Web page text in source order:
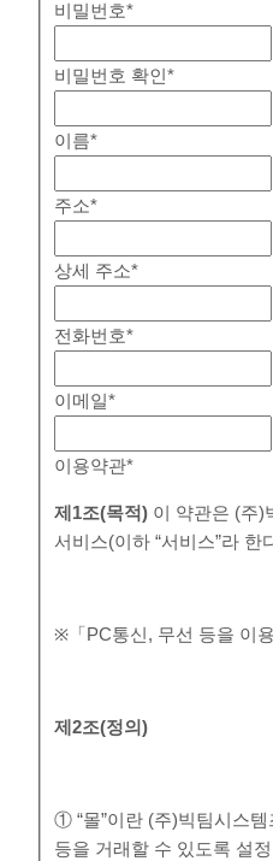
비밀번호*
비밀번호 확인*
이름*
주소*
상세 주소*
전화번호*
이메일*
이용약관*
제 1조(목적) 이 약관은 (주)
서비스(이하 “서비스”라
※「PC통신, 무선 등을 이
제2조(정의)
① “몰”이란 (주)빅팀시스
등을 거래할 수 있도록 설